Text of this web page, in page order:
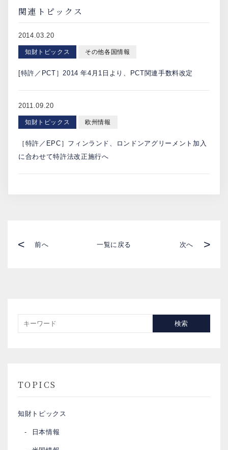
関連トピックス
2014.03.20
知財トピックス その他各国情報
[特許／PCT］2014 年4月1日より、PCT関連手数料改定
2011.09.20
知財トピックス 欧州情報
［特許／EPC］フィンランド、ロンドンアグリーメント加入
に合わせて特許法改正施行へ
< 前へ 一覧に戻る 次へ >
検索
TOPICS
知財トピックス
日本情報